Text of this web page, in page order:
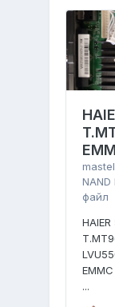
mastel
NAND
файл
EMMC
...